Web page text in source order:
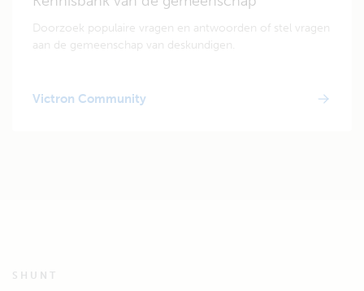
Doorzoek populaire vragen en antwoorden of stel vragen
aan de gemeenschap van deskundigen.
Victron Community
SHUNT